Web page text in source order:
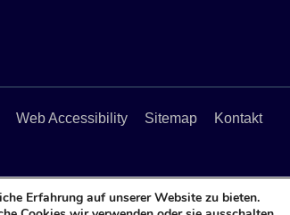
Web Accessibility Sitemap Kontakt
Erfahrung auf unserer Website zu bieten.